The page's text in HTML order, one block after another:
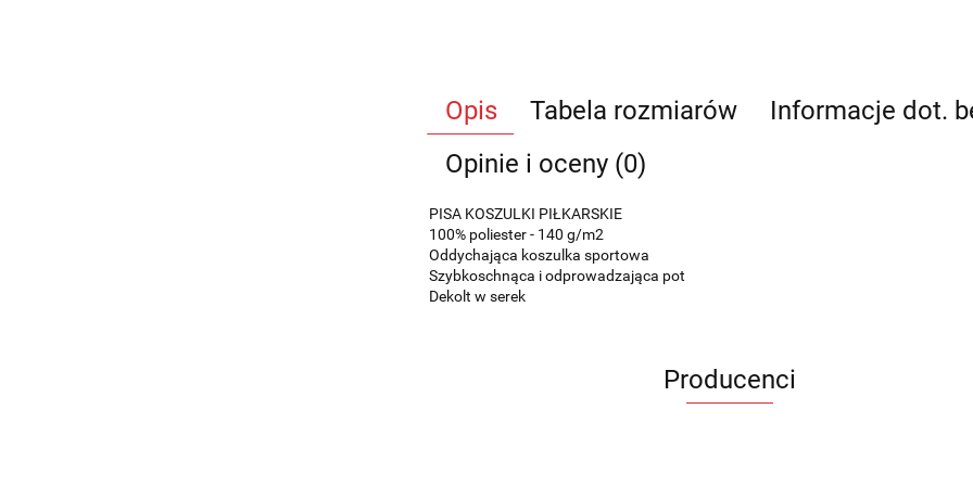
Opis Tabela rozmiarów
Informacje dot.
Opinie i oceny (0)
PISA KOSZULKI PIŁKARSKIE
100% poliester - 140 g/m2
Oddychająca koszulka sportowa
Szybkoschnąca i odprowadzająca pot
Dekolt w serek
Producenci